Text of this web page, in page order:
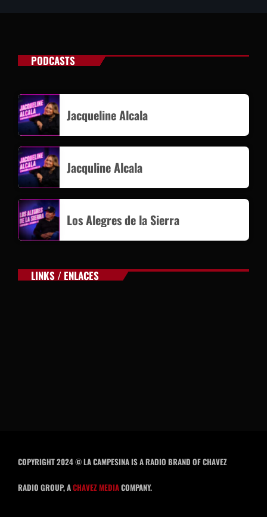
PODCASTS
Jacqueline Alcala
Jacquline Alcala
Los Alegres de la Sierra
LINKS / ENLACES
COPYRIGHT 2024 © LA CAMPESINA IS A RADIO BRAND OF CHAVEZ
RADIO GROUP, ACHAVEZ MEDIACOMPANY.